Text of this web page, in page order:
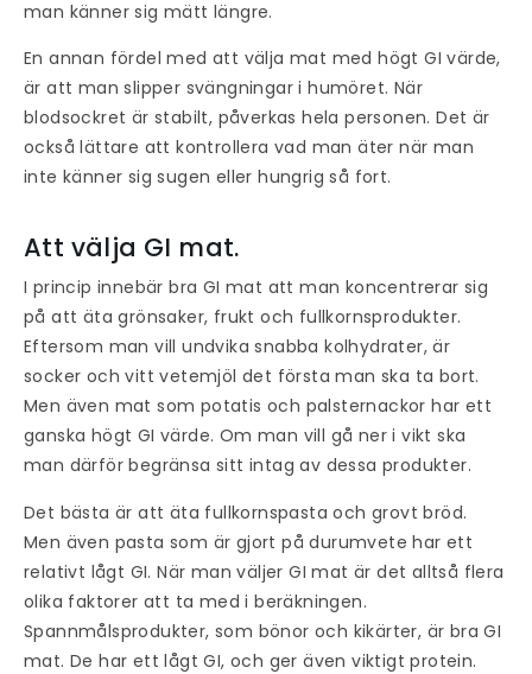
man känner sig mätt längre.
En annan fördel med att välja mat med högt GI värde,
är att man slipper svängningar i humöret. När
blodsockret är stabilt, påverkas hela personen. Det är
också lättare att kontrollera vad man äter när man
inte känner sig sugen eller hungrig så fort.
Att välja GI mat.
I princip innebär bra GI mat att man koncentrerar sig
på att äta grönsaker, frukt och fullkornsprodukter.
Eftersom man vill undvika snabba kolhydrater, är
socker och vitt vetemjöl det första man ska ta bort.
Men även mat som potatis och palsternackor har ett
ganska högt GI värde. Om man vill gå ner i vikt ska
man därför begränsa sitt intag av dessa produkter.
Det bästa är att äta fullkornspasta och grovt bröd.
Men även pasta som är gjort på durumvete har ett
relativt lågt GI. När man väljer GI mat är det alltså flera
olika faktorer att ta med i beräkningen.
Spannmålsprodukter, som bönor och kikärter, är bra GI
mat. De har ett lågt GI, och ger även viktigt protein.